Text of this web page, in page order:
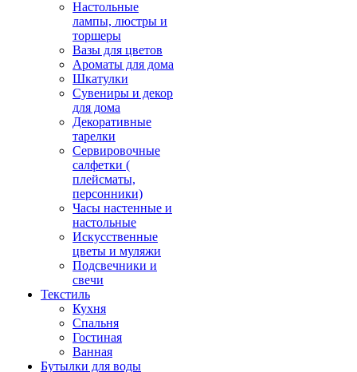
Настольные
лампы, люстры и
торшеры
Вазы для цветов
Ароматы для дома
Шкатулки
Сувениры и декор
для дома
Декоративные
тарелки
Сервировочные
салфетки (
плейсматы,
персонники)
Часы настенные и
настольные
Искусственные
цветы и муляжи
Подсвечники и
свечи
Текстиль
Кухня
Спальня
Гостиная
Ванная
Бутылки для воды